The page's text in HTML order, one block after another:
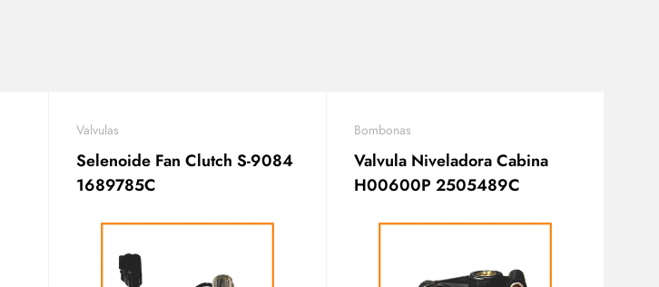
Valvulas
Selenoide Fan Clutch S-9084
1689785C
Bombonas
Valvula Niveladora Cabina
H00600P 2505489C